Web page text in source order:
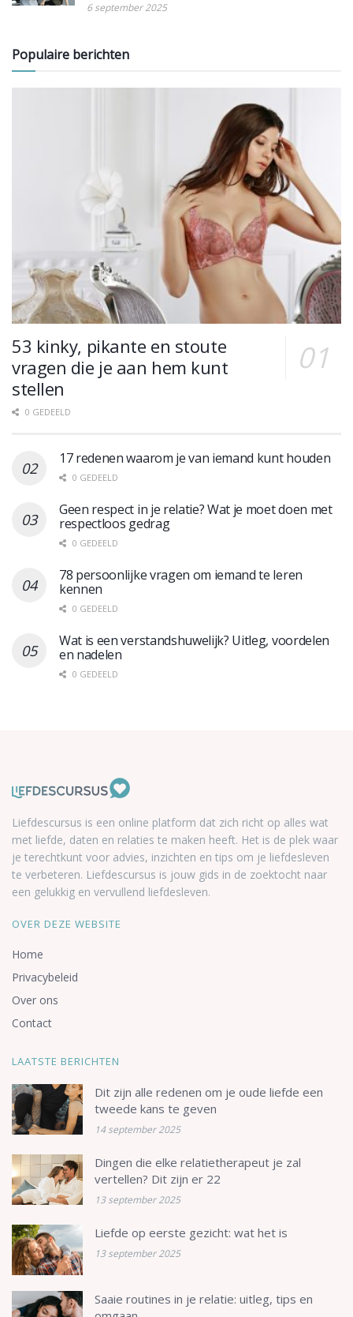
6 september 2025
Populaire berichten
53 kinky, pikante en stoute
vragen die je aan hem kunt
stellen
0 GEDEELD
17 redenen waarom je van iemand kunt houden
0 GEDEELD
Geen respect in je relatie? Wat je moet doen met
respectloos gedrag
0 GEDEELD
78 persoonlijke vragen om iemand te leren
kennen
0 GEDEELD
Wat is een verstandshuwelijk? Uitleg, voordelen
en nadelen
0 GEDEELD
Liefdescursus is een online platform dat zich richt op alles wat
met liefde, daten en relaties te maken heeft. Het is de plek waar
je terechtkunt voor advies, inzichten en tips om je liefdesleven
te verbeteren. Liefdescursus is jouw gids in de zoektocht naar
een gelukkig en vervullend liefdesleven.
OVER DEZE WEBSITE
Home
Privacybeleid
Over ons
Contact
LAATSTE BERICHTEN
Dit zijn alle redenen om je oude liefde een
tweede kans te geven
14 september 2025
Dingen die elke relatietherapeut je zal
vertellen? Dit zijn er 22
13 september 2025
Liefde op eerste gezicht: wat het is
13 september 2025
Saaie routines in je relatie: uitleg, tips en